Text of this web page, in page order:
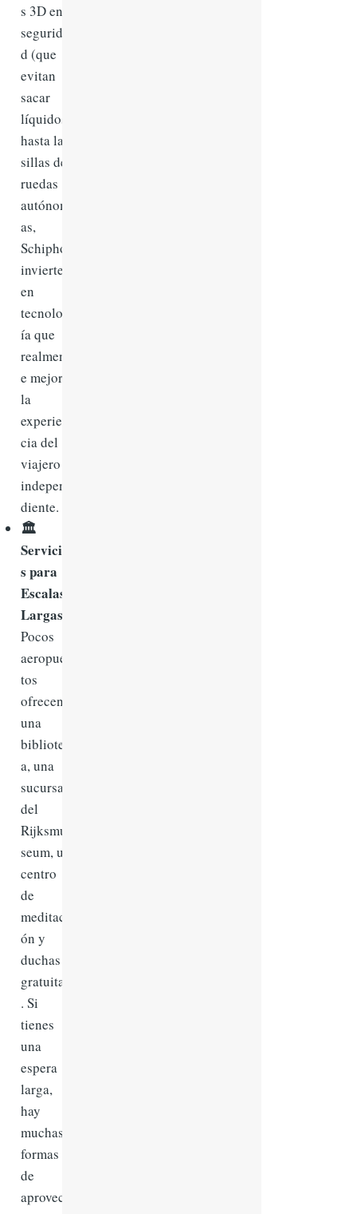
s 3D en
segurida
d (que
evitan
sacar
líquidos)
hasta las
sillas de
ruedas
autónom
as,
Schiphol
invierte
en
tecnolog
ía que
realment
e mejora
la
experien
cia del
viajero
indepen
diente.
🏛️
Servicio
s para
Escalas
Largas:
Pocos
aeropuer
tos
ofrecen
una
bibliotec
a, una
sucursal
del
Rijksmu
seum, un
centro
de
meditaci
ón y
duchas
gratuitas
. Si
tienes
una
espera
larga,
hay
muchas
formas
de
aprovech